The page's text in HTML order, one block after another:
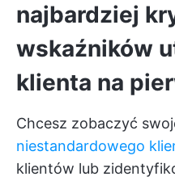
najbardziej
wskaźników
klienta na
Chcesz zobaczyć
niestandardowego
klientów lub